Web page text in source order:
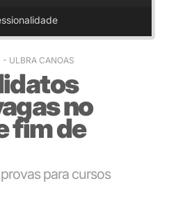
- ULBRA CANOAS
no
fim de
para cursos